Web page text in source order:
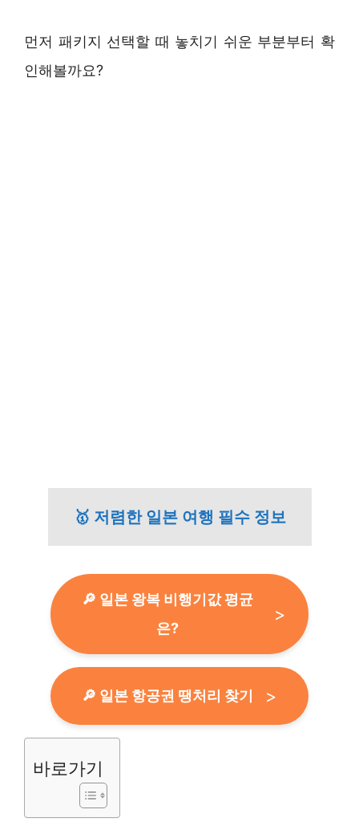
먼저 패키지 선택할 때 놓치기 쉬운 부분부터 확
인해볼까요?
🥇 저렴한 일본 여행 필수 정보
🔎 일본 왕복 비행기값 평균
은?
🔎 일본 항공권 땡처리 찾기
바로가기